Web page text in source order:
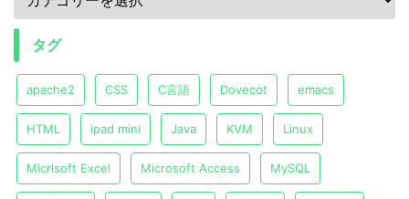
タグ
apache2 CSS C言語 Dovecot emacs
HTML ipad mini Java KVM Linux
Micrlsoft Excel Microsoft Access MySQL